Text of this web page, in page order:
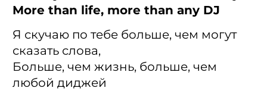
More than life, more than any DJ
Я скучаю по тебе больше, чем могут
сказать слова,
Больше, чем жизнь, больше, чем
любой диджей